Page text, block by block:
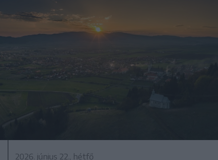
2026. június 22., hétfő